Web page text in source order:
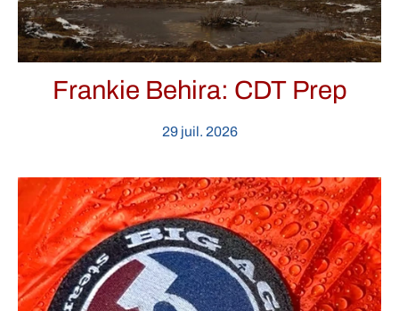
Frankie Behira: CDT Prep
29 juil. 2026